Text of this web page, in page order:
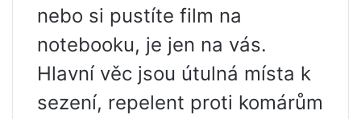
nebo si pustíte film na
notebooku, je jen na vás.
Hlavní věc jsou útulná místa k
sezení, repelent proti komárům